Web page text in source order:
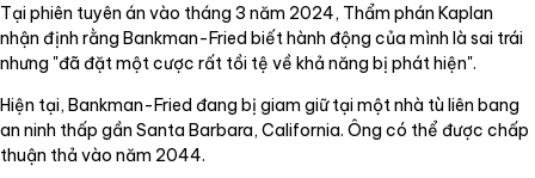
Tại phiên tuyên án vào tháng 3 năm 2024, Thẩm phán Kaplan
nhận định rằng Bankman-Fried biết hành động của mình là sai trái
nhưng "đã đặt một cược rất tồi tệ về khả năng bị phát hiện".
Hiện tại, Bankman-Fried đang bị giam giữ tại một nhà tù liên bang
an ninh thấp gần Santa Barbara, California. Ông có thể được chấp
thuận thả vào năm 2044.